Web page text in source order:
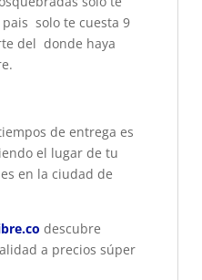
solo te cuesta 9
del donde haya
de entrega es
el lugar de tu
en la ciudad de
descubre
a precios súper